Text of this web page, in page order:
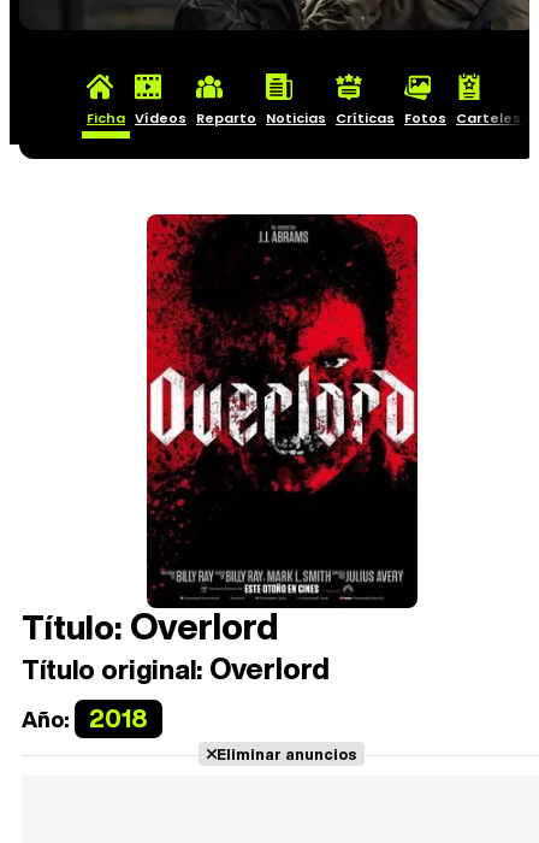
Ficha Vídeos Reparto Noticias Críticas Fotos Carteles
Título:Overlord
Título original: Overlord
Año: 2018
Eliminar anuncios